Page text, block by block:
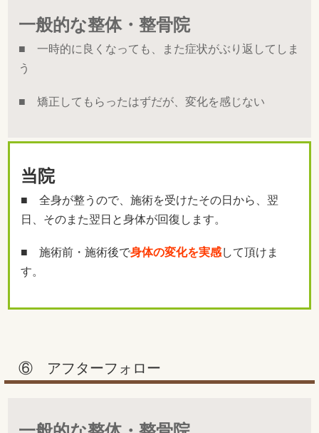
一般的な整体・整骨院
■ 一時的に良くなっても、また症状がぶり返してしま
う
■ 矯正してもらったはずだが、変化を感じない
当院
■ 全身が整うので、施術を受けたその日から、翌
日、そのまた翌日と身体が回復します。
■ 施術前・施術後で身体の変化を実感して頂けま
す。
⑥ アフターフォロー